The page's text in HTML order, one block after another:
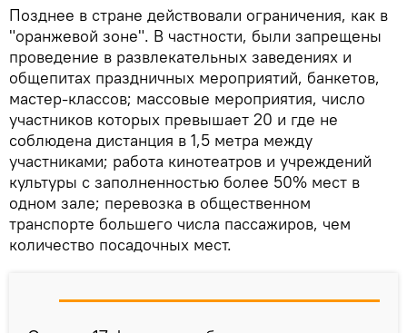
Позднее в стране действовали ограничения, как в
"оранжевой зоне". В частности, были запрещены
проведение в развлекательных заведениях и
общепитах праздничных мероприятий, банкетов,
мастер-классов; массовые мероприятия, число
участников которых превышает 20 и где не
соблюдена дистанция в 1,5 метра между
участниками; работа кинотеатров и учреждений
культуры с заполненностью более 50% мест в
одном зале; перевозка в общественном
транспорте большего числа пассажиров, чем
количество посадочных мест.